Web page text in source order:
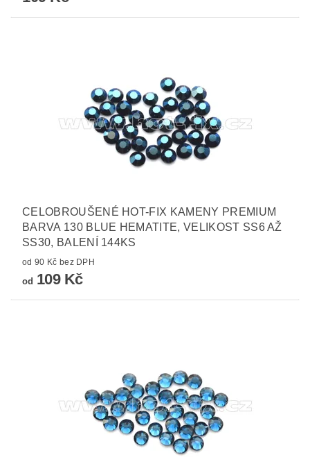
CELOBROUŠENÉ HOT-FIX KAMENY PREMIUM
BARVA 130 BLUE HEMATITE, VELIKOST SS6 AŽ
SS30, BALENÍ 144KS
od 90 Kč bez DPH
od 109 Kč